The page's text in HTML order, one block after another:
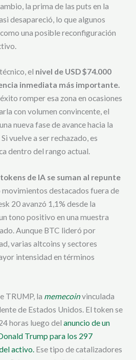
la prima de las puts en la
desapareció, lo que algunos
una posible reconfiguración
el nivel de USD $74.000
inmediata más importante.
romper esa zona en ocasiones
con volumen convincente, el
nueva fase de avance hacia la
vuelve a ser rechazado, es
dentro del rango actual.
de IA se suman al repunte
destacados fuera de
20 avanzó 1,1% desde la
tono positivo en una muestra
Aunque BTC lideró por
varias altcoins y sectores
intensidad en términos
TRUMP, la memecoinvinculada
de Estados Unidos. El token se
horas luego del anuncio de un
Trump para los 297
activo. Ese tipo de catalizadores